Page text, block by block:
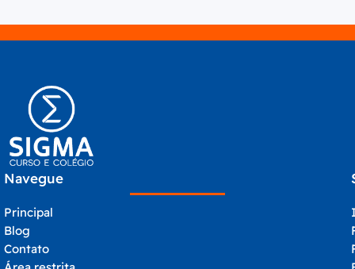
Navegue
Principal
Blog
Contato